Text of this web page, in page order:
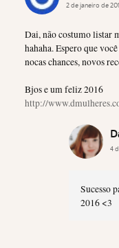
2 de janeiro de
Dai, não costumo listar
hahaha. Espero que
nocas chances, novos
Bjos e um feliz 2016
http://
4
Sucesso
2016 <3